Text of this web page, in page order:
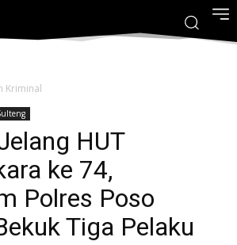
Kriminal
HUT
ke 74,
Polres Poso
Tiga Pelaku